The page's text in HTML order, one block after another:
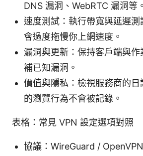
DNS 漏洞、WebRTC 漏洞等。
速度測試：執行帶寬與延遲測
會過度拖慢你上網速度。
漏洞與更新：保持客戶端與
補已知漏洞。
價值與隱私：檢視服務商的
的瀏覽行為不會被記錄。
表格：常見 VPN 設定選項對照
協議：WireGuard /